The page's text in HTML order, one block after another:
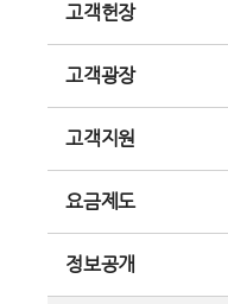
고객헌장
고객광장
고객지원
요금제도
정보공개